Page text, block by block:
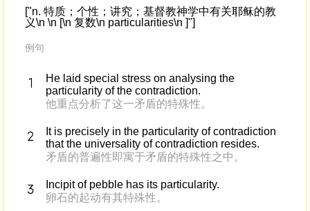
["n. 特质；个性；讲究；基督教神学中有关耶稣的教
义\n \n [\n 复数\n particularities\n ]"]
例句
He laid special stress on analysing the
particularity of the contradiction.
他重点分析了这一矛盾的特殊性。
It is precisely in the particularity of contradiction
that the universality of contradiction resides.
矛盾的普遍性即寓于矛盾的特殊性之中。
Incipit of pebble has its particularity.
卵石的起动有其特殊性。